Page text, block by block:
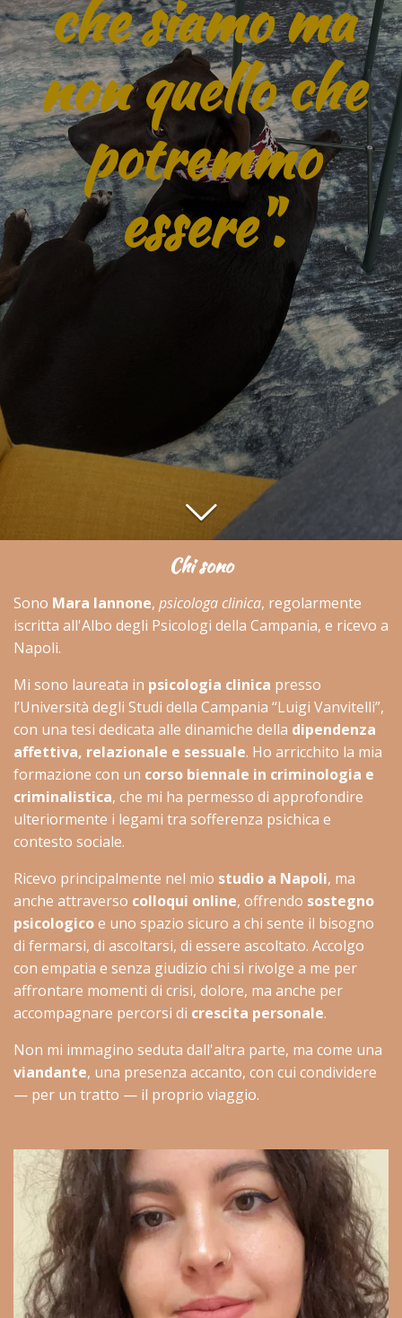
che siamo ma
non quello che
potremmo
essere".
Chi sono
Sono Mara Iannone, psicologa clinica, regolarmente
iscritta all'Albo degli Psicologi della Campania, e ricevo a
Napoli.
Mi sono laureata in psicologia clinica presso
l’Università degli Studi della Campania “Luigi Vanvitelli”,
con una tesi dedicata alle dinamiche della dipendenza
affettiva, relazionale e sessuale. Ho arricchito la mia
formazione con un corso biennale in criminologia e
criminalistica, che mi ha permesso di approfondire
ulteriormente i legami tra sofferenza psichica e
contesto sociale.
Ricevo principalmente nel mio studio a Napoli, ma
anche attraverso colloqui online, offrendo sostegno
psicologicoe uno spazio sicuro a chi sente il bisogno
di fermarsi, di ascoltarsi, di essere ascoltato. Accolgo
con empatia e senza giudizio chi si rivolge a me per
affrontare momenti di crisi, dolore, ma anche per
accompagnare percorsi di crescita personale.
Non mi immagino seduta dall'altra parte, ma come una
viandante, una presenza accanto, con cui condividere
— per un tratto — il proprio viaggio.